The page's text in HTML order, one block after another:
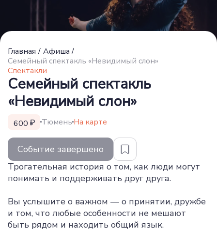
Главная / Афиша /
Семейный спектакль «Невидимый слон»
Спектакли
Семейный спектакль
«Невидимый слон»
600 ТюменьНа карте
Событие завершено
Трогательная история о том, как люди могут
понимать и поддерживать друг друга.
Вы услышите о важном — о принятии, дружбе
и том, что любые особенности не мешают
быть рядом и находить общий язык.